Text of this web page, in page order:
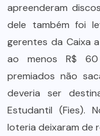
apreenderam
dele também foi
gerentes da Caixa
ao menos R$
premiados não
deveria ser
Estudantil (Fies).
loteria deixaram de